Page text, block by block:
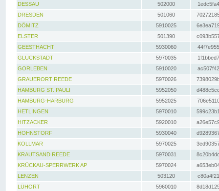
DESSAU
502000
DRESDEN
501060
DÖMITZ
5910025
ELSTER
501390
GEESTHACHT
5930060
GLÜCKSTADT
5970035
GORLEBEN
5910020
GRAUERORT REEDE
5970026
HAMBURG ST. PAULI
5952050
HAMBURG-HARBURG
5952025
HETLINGEN
5970010
HITZACKER
5920010
HOHNSTORF
5930040
KOLLMAR
5970025
KRAUTSAND REEDE
5970031
KRÜCKAU-SPERRWERK AP
5970024
LENZEN
503120
LÜHORT
5960010